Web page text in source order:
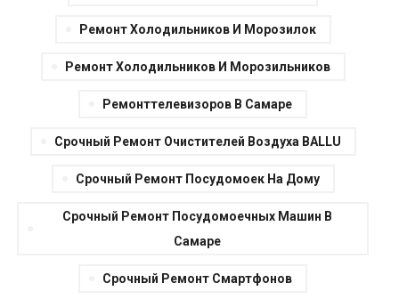
Ремонт Холодильников И Морозилок
Ремонт Холодильников И Морозильников
Ремонттелевизоров В Самаре
Срочный Ремонт Очистителей Воздуха BALLU
Срочный Ремонт Посудомоек На Дому
Срочный Ремонт Посудомоечных Машин В
Самаре
Срочный Ремонт Смартфонов